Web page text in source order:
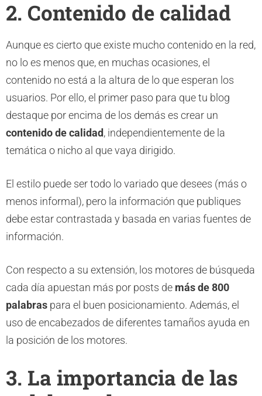
2. Contenido de calidad
Aunque es cierto que existe mucho contenido en la red,
no lo es menos que, en muchas ocasiones, el
contenido no está a la altura de lo que esperan los
usuarios. Por ello, el primer paso para que tu blog
destaque por encima de los demás es crear un
contenido de calidad, independientemente de la
temática o nicho al que vaya dirigido.
El estilo puede ser todo lo variado que desees (más o
menos informal), pero la información que publiques
debe estar contrastada y basada en varias fuentes de
información.
Con respecto a su extensión, los motores de búsqueda
cada día apuestan más por posts de más de 800
palabras para el buen posicionamiento. Además, el
uso de encabezados de diferentes tamaños ayuda en
la posición de los motores.
3. La importancia de las